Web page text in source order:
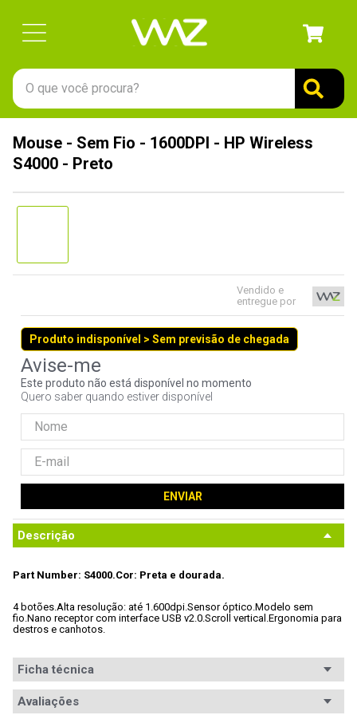
O que você procura?
Mouse - Sem Fio - 1600DPI - HP Wireless
S4000 - Preto
Vendido e
entregue por
Produto indisponível > Sem previsão de chegada
Este produto não está disponível no momento
Quero saber quando estiver disponível
ENVIAR
Descrição
Part Number: S4000.Cor: Preta e dourada.
4 botões.Alta resolução: até 1.600dpi.Sensor óptico.Modelo sem
fio.Nano receptor com interface USB v2.0.Scroll vertical.Ergonomia para
destros e canhotos.
Ficha técnica
Conteúdo da
- Mouse HP Wireless S4000.
Avaliações
1 º
gabinete
7º
jonsbo
8º
fractal
controle
10º hd